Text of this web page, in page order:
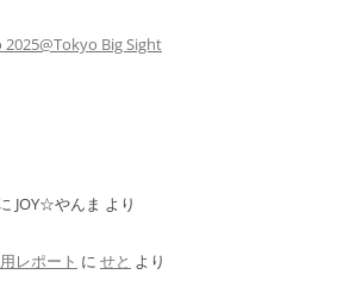
Big Sight
JOY☆やんま より
レポート に せと より